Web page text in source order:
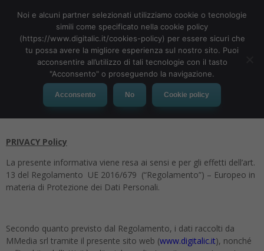
MENU
Privacy Eventi Webinar
PRIVACY Policy
La presente informativa viene resa ai sensi e per gli effetti dell’art.
13 del Regolamento UE 2016/679 (“Regolamento”) – Europeo in
materia di Protezione dei Dati Personali.
Secondo quanto previsto dal Regolamento, i dati raccolti da
MMedia srl tramite il presente sito web (www.digitalic.it), nonché
Noi e alcuni partner selezionati utilizziamo cookie o tecnologie
simili come specificato nella cookie policy
(https://www.digitalic.it/cookies-policy) per essere sicuri che
tu possa avere la migliore esperienza sul nostro sito. Puoi
acconsentire all’utilizzo di tali tecnologie con il tasto
"Acconsento" o proseguendo la navigazione.
Acconsento No Cookie policy